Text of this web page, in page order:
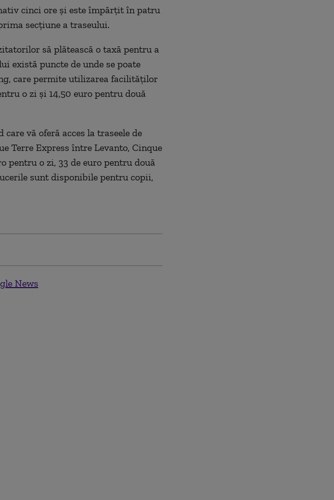
cinci ore și este împărțit în patru
secțiune a traseului.
să plătească o taxă pentru a
există puncte de unde se poate
care permite utilizarea facilităților
o zi și 14,50 euro pentru două
vă oferă acces la traseele de
Terre Express între Levanto, Cinque
pentru o zi, 33 de euro pentru două
sunt disponibile pentru copii,
News